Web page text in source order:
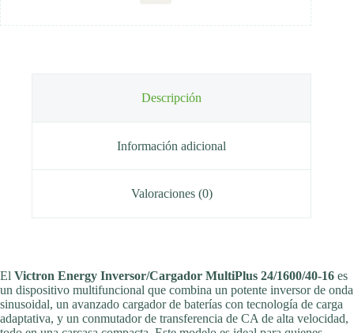
Descripción
Información adicional
Valoraciones (0)
El Victron Energy Inversor/Cargador MultiPlus 24/1600/40-16 es
un dispositivo multifuncional que combina un potente inversor de onda
sinusoidal, un avanzado cargador de baterías con tecnología de carga
adaptativa, y un conmutador de transferencia de CA de alta velocidad,